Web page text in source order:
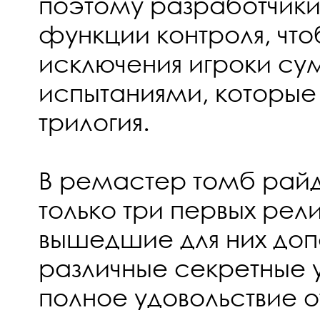
функции контроля,
исключения игроки
испытаниями, которые
трилогия.
В ремастер томб
только три первых
вышедшие для них
различные секретные
полное удовольствие